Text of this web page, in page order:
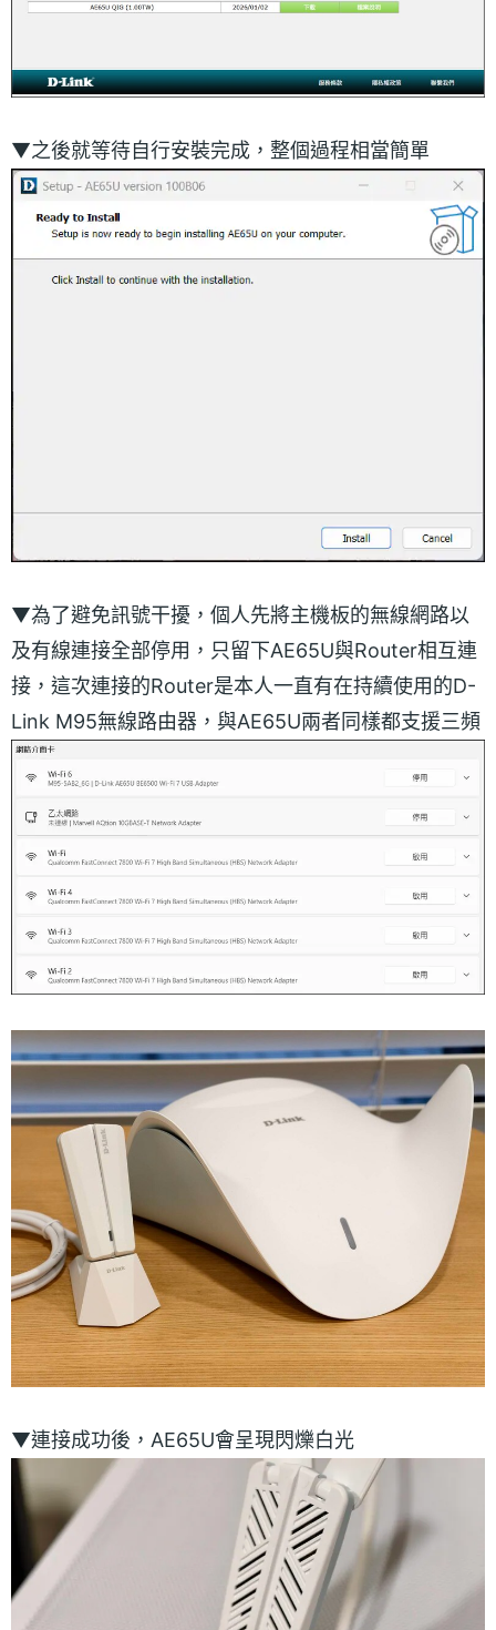
▼之後就等待自行安裝完成，整個過程相當簡單
▼為了避免訊號干擾，個人先將主機板的無線網路以
及有線連接全部停用，只留下AE65U與Router相互連
接，這次連接的Router是本人一直有在持續使用的D-
Link M95無線路由器，與AE65U兩者同樣都支援三頻
▼連接成功後，AE65U會呈現閃爍白光